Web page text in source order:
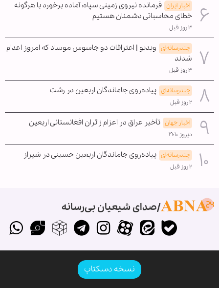
اخبار ایران فرمانده نیروی زمینی سپاه: آماده برخورد با هرگونه
خطای محاسباتی دشمنان هستیم
۳ روز قبل
چندرسانه‌ای ویدیو | اعترافات دو جاسوس موساد که امروز اعدام
شدند
۳ روز قبل
چندرسانه‌ای پیاده‌روی جاماندگان اربعین در رشت
۲ روز قبل
اخبار جهان تأخیر عراق در اعزام زائران افغانستانی اربعین
دیروز ۱۹:۱۰
چندرسانه‌ای پیاده‌روی جاماندگان اربعین حسینی در شیراز
۲ روز قبل
صدای شیعیان بی‌رسانه
نسخه دسکتاپ